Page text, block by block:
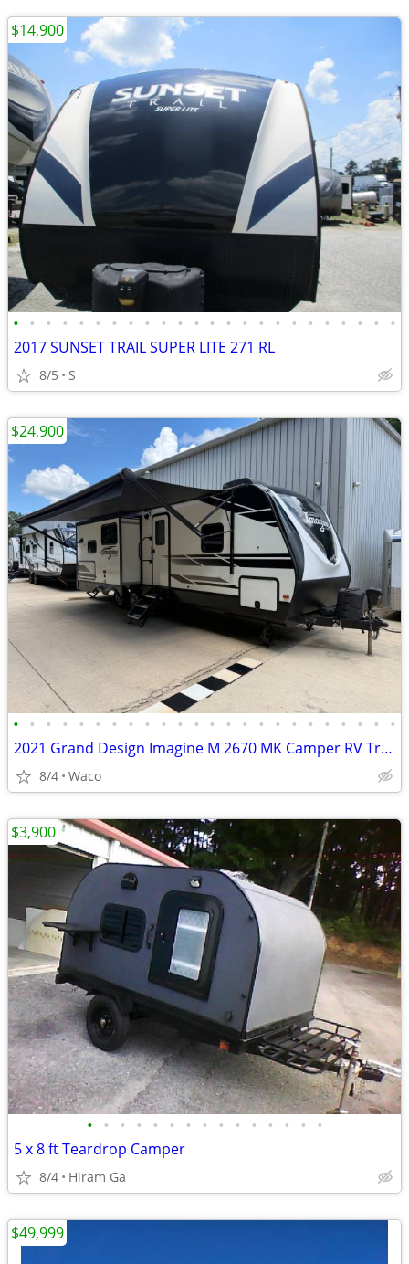
• • • • • • • • • • • • • • • • • • • • • • • •
2017 SUNSET TRAIL SUPER LITE 271 RL
8/5 S
$14,900
• • • • • • • • • • • • • • • • • • • • • • • •
2021 Grand Design Imagine M 2670 MK Camper RV Travel Trailer!
8/4 Waco
$24,900
• • • • • • • • • • • • • • •
5 x 8 ft Teardrop Camper
8/4 Hiram Ga
$3,900
$49,999